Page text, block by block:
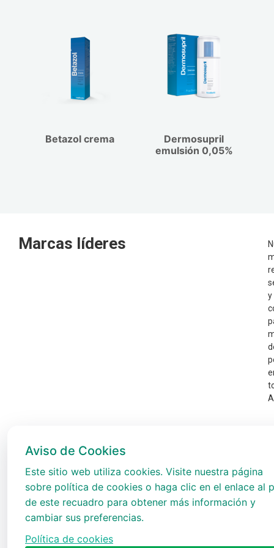
Betazol crema
Dermosupril
emulsión 0,05%
Marcas líderes
y
Aviso de Cookies
Este sitio web utiliza cookies. Visite nuestra página
sobre política de cookies o haga clic en el enlace al
de este recuadro para obtener más información y
cambiar sus preferencias.
Política de cookies